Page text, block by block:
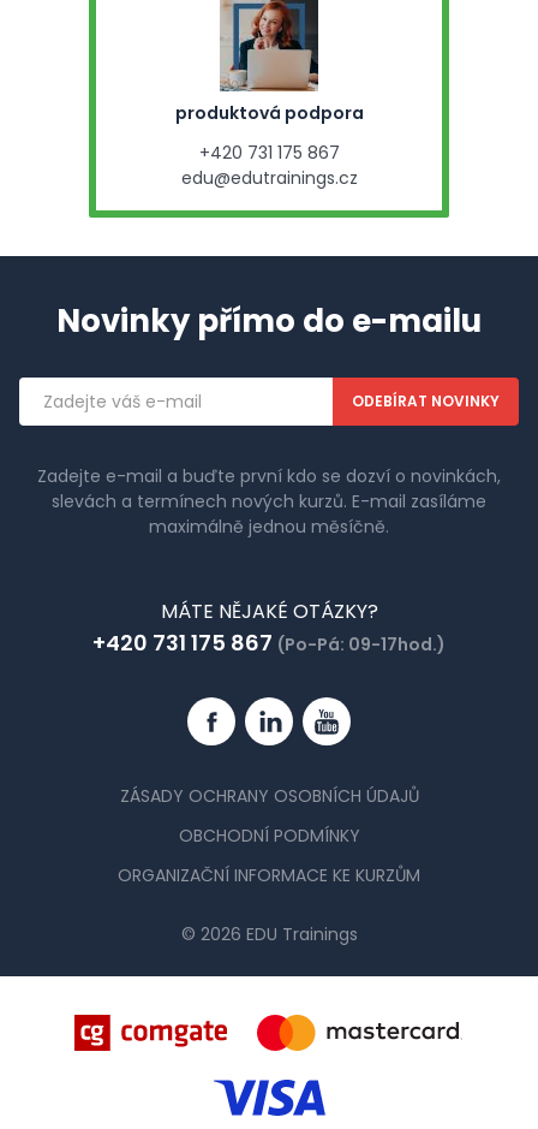
produktová podpora
+420 731 175 867
edu@edutrainings.cz
Novinky přímo do e-mailu
Emailová
adresa
Zadejte e-mail a buďte první kdo se dozví o novinkách,
slevách a termínech nových kurzů. E-mail zasíláme
maximálně jednou měsíčně.
MÁTE NĚJAKÉ OTÁZKY?
+420 731 175 867 (Po-Pá: 09-17hod.)
FacebookLinkedinYouTube
ZÁSADY OCHRANY OSOBNÍCH ÚDAJŮ
OBCHODNÍ PODMÍNKY
ORGANIZAČNÍ INFORMACE KE KURZŮM
© 2026 EDU Trainings